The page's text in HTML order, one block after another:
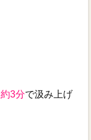
約3分で汲み上げ